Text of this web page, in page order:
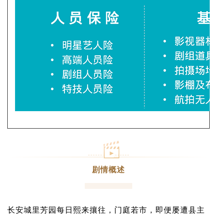
剧情概述
长安城里芳园每日熙来攘往，门庭若市，即便屡遭县主